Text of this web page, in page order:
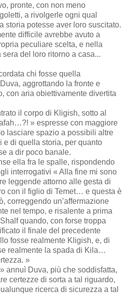
pronte, con non meno
a rivolgerle ogni qual
storia potesse aver loro suscitato.
difficile avrebbe avuto a
peculiare scelta, e nella
del loro ritorno a casa...
chi fosse quella
aggrottando la fronte e
con aria obiettivamente divertita
il corpo di Kligish, sotto al
» espresse con maggiore
lasciare spazio a possibili altre
e di quella storia, per quanto
a dir poco banale.
ella fra le spalle, rispondendo
interrogativi « Alla fine mi sono
leggende attorno alle gesta di
con il figlio di Temet… e questa è
correggendo un’affermazione
nel tempo, e risalente a prima
quando, con forse troppa
il finale del precedente
fosse realmente Kligish, e, di
realmente la spada di Kila…
»
annuì Duva, più che soddisfatta,
certezze di sorta a tal riguardo,
ricerca di sicurezza a tal